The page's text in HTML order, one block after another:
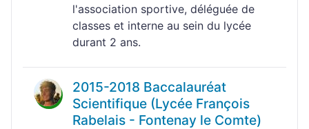
l'association sportive, déléguée de
classes et interne au sein du lycée
durant 2 ans.
2015-2018 Baccalauréat
Scientifique (Lycée François
Rabelais - Fontenay le Comte)